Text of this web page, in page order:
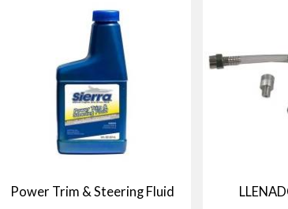
Power Trim & Steering Fluid